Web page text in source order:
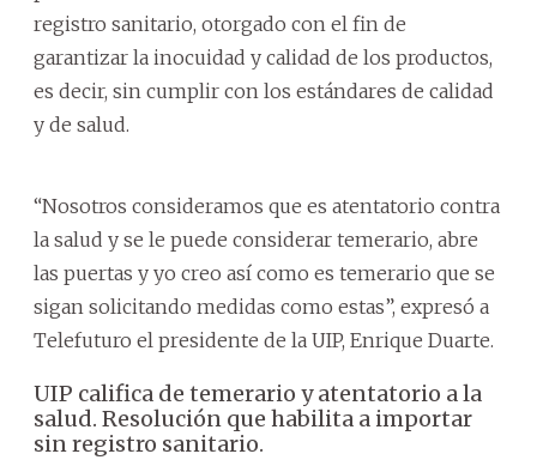
registro sanitario, otorgado con el fin de
garantizar la inocuidad y calidad de los productos,
es decir, sin cumplir con los estándares de calidad
y de salud.
“Nosotros consideramos que es atentatorio contra
la salud y se le puede considerar temerario, abre
las puertas y yo creo así como es temerario que se
sigan solicitando medidas como estas”, expresó a
Telefuturo el presidente de la UIP, Enrique Duarte.
UIP califica de temerario y atentatorio a la
salud. Resolución que habilita a importar
sin registro sanitario.